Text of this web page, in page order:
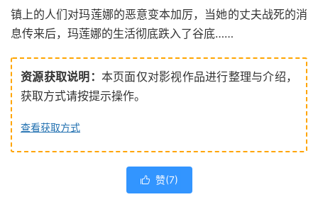
镇上的人们对玛莲娜的恶意变本加厉，当她的丈夫战死的消
息传来后，玛莲娜的生活彻底跌入了谷底……
资源获取说明： 本页面仅对影视作品进行整理与介绍，
获取方式请按提示操作。
查看获取方式
 赞(7)